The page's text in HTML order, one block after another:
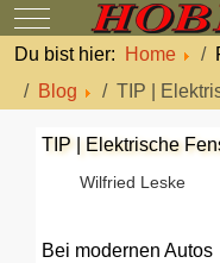
Mobile Menu Toggle
Du bist hier:
Home
Blog
TIP |
TIP | Elektrische
Wilfried Leske
Bei modernen Autos